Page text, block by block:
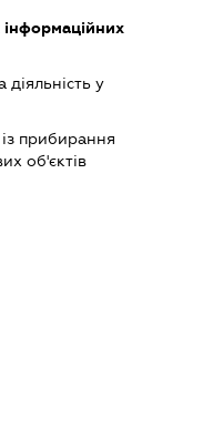
у
із прибирання
об'єктів